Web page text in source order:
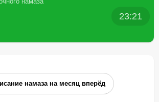
23:21
намаза на месяц вперёд